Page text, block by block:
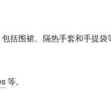
括围裙、隔热手套和手提袋
等。